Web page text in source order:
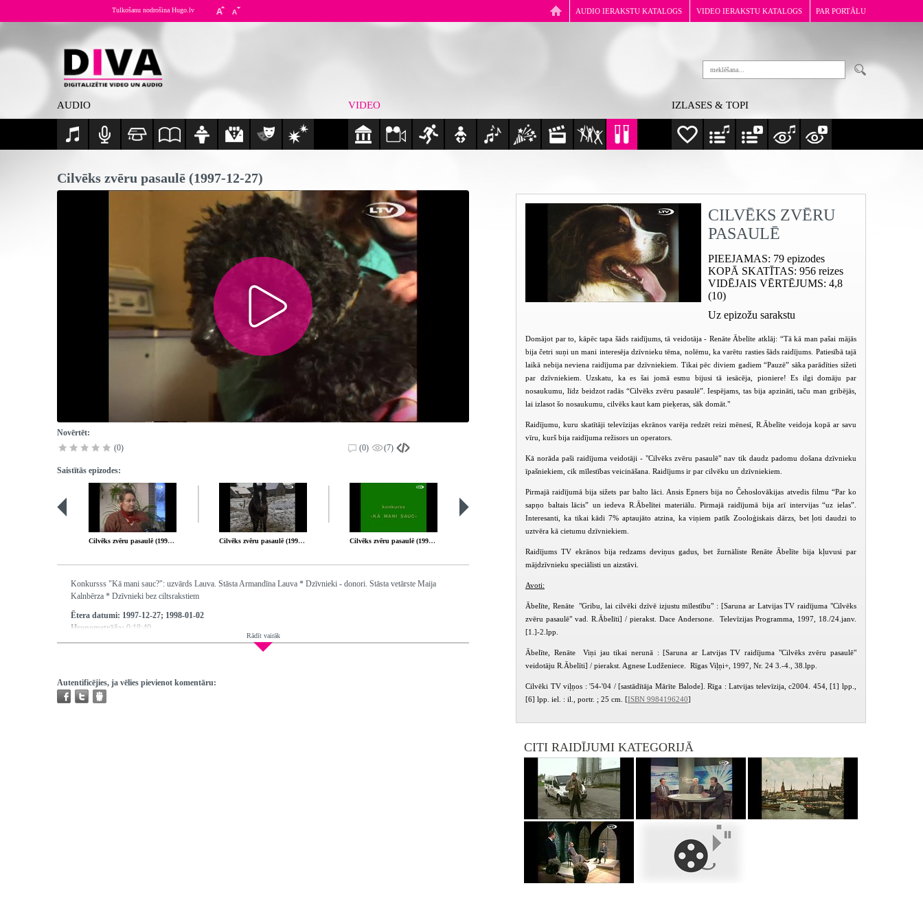
AUDIO IERAKSTU KATALOGS VIDEO IERAKSTU KATALOGS PAR PORTĀLU
Tulkošanu nodrošina Hugo.lv
AUDIO VIDEO IZLASES & TOPI
Cilvēks zvēru pasaulē (1997-12-27)
Novērtēt:
(0)
(0) (7)
Saistītās epizodes:
Cilvēks zvēru pasaulē (1997-12-13) Cilvēks zvēru pasaulē (1998-01-10) Cilvēks zvēru pasaulē (1998-01-24)
PUBLISKAJĀS
BIBLIOTĒKĀS
Konkursss "Kā mani sauc?": uzvārds Lauva. Stāsta Armandīna Lauva * Dzīvnieki - donori. Stāsta vetārste Maija
Kalnbērza * Dzīvnieki bez ciltsrakstiem
Ētera datumi: 1997-12-27; 1998-01-02
Hronometrāža: 0:18:40
Piedalās:Lauva Armandīna, Kalnbērza Maija, Ābelīte Renāte,
Atskaņojams:
visur
Trešo pušu autortiesības:
Rādīt vairāk
Autentificējies, ja vēlies pievienot komentāru:
CILVĒKS ZVĒRU
PASAULĒ
PIEEJAMAS: 79 epizodes
KOPĀ SKATĪTAS: 956 reizes
VIDĒJAIS VĒRTĒJUMS: 4,8
(10)
Uz epizožu sarakstu
Domājot par to, kāpēc tapa šāds raidījums, tā veidotāja - Renāte Ābelīte atklāj: “Tā kā man pašai mājās
bija četri suņi un mani interesēja dzīvnieku tēma, nolēmu, ka varētu rasties šāds raidījums. Patiesībā tajā
laikā nebija neviena raidījuma par dzīvniekiem. Tikai pēc diviem gadiem “Pauzē” sāka parādīties sižeti
par dzīvniekiem. Uzskatu, ka es šai jomā esmu bijusi tā iesācēja, pioniere! Es ilgi domāju par
nosaukumu, līdz beidzot radās “Cilvēks zvēru pasaulē”. Iespējams, tas bija apzināti, taču man gribējās,
lai izlasot šo nosaukumu, cilvēks kaut kam pieķeras, sāk domāt. "
Raidījumu, kuru skatītāji televīzijas ekrānos varēja redzēt reizi mēnesī, R.Ābelīte veidoja kopā ar savu
vīru, kurš bija raidījuma režisors un operators.
Kā norāda paši raidījuma veidotāji - "Cilvēks zvēru pasaulē" nav tik daudz padomu došana dzīvnieku
īpašniekiem, cik mīlestības veicināšana. Raidījums ir par cilvēku un dzīvniekiem.
Pirmajā raidījumā bija sižets par balto lāci. Ansis Epners bija no Čehoslovākijas atvedis filmu “Par ko
sapņo baltais lācis” un iedeva R.Ābelītei materiālu. Pirmajā raidījumā bija arī intervijas “uz ielas”.
Interesanti, ka tikai kādi 7% aptaujāto atzina, ka viņiem patīk Zooloģiskais dārzs, bet ļoti daudzi to
uztvēra kā cietumu dzīvniekiem.
Raidījums TV ekrānos bija redzams deviņus gadus, bet žurnāliste Renāte Ābelīte bija kļuvusi par
mājdzīvnieku speciālisti un aizstāvi.
Avoti:
Ābelīte, Renāte "Gribu, lai cilvēki dzīvē izjustu mīlestību" : [Saruna ar Latvijas TV raidījuma "Cilvēks
zvēru pasaulē" vad. R.Ābelīti] / pierakst. Dace Andersone. Televīzijas Programma, 1997, 18./24.janv.
[1.]-2.lpp.
Ābelīte, Renāte Viņi jau tikai nerunā : [Saruna ar Latvijas TV raidījuma "Cilvēks zvēru pasaulē"
veidotāju R.Ābelīti] / pierakst. Agnese Ludženiece. Rīgas Viļņi+, 1997, Nr. 24 3.-4., 38.lpp.
Cilvēki TV viļņos : '54-'04 / [sastādītāja Mārīte Balode]. Rīga : Latvijas televīzija, c2004. 454, [1] lpp.,
[6] lpp. iel. : il., portr. ; 25 cm. [ISBN 9984196240]
CITI RAIDĪJUMI KATEGORIJĀ